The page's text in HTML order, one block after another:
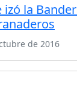
izó la
de 2016